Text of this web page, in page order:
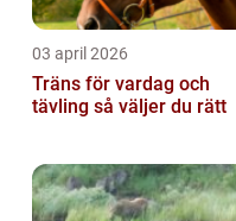
03 april 2026
Träns för vardag och
tävling så väljer du rätt